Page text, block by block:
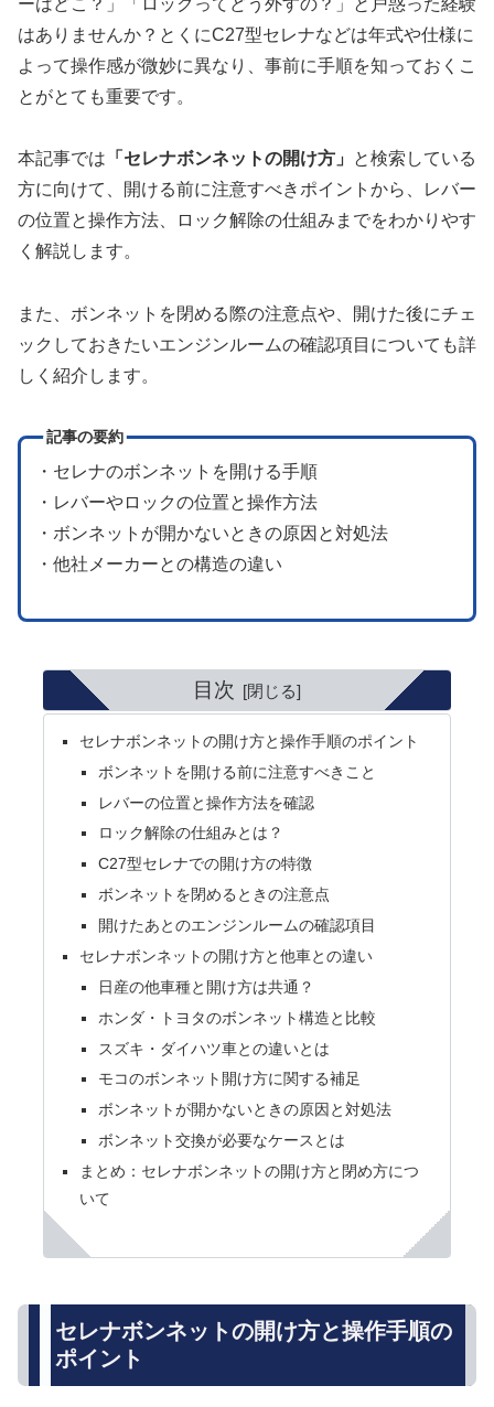
はありませんか？とくにC27型セレナなどは年式や仕様に
よって操作感が微妙に異なり、事前に手順を知っておくこ
とがとても重要です。
本記事では 「セレナボンネットの開け方」
と検索している
方に向けて、開ける前に注意すべきポイントから、レバー
の位置と操作方法、ロック解除の仕組みまでをわかりやす
く解説します。
また、ボンネットを閉める際の注意点や、開けた後にチェ
ックしておきたいエンジンルームの確認項目についても詳
しく紹介します。
記事の要約
・セレナのボンネットを開ける手順
・レバーやロックの位置と操作方法
・ボンネットが開かないときの原因と対処法
・他社メーカーとの構造の違い
目次
セレナボンネットの開け方と操作手順のポイント
ボンネットを開ける前に注意すべきこと
レバーの位置と操作方法を確認
ロック解除の仕組みとは？
C27型セレナでの開け方の特徴
ボンネットを閉めるときの注意点
開けたあとのエンジンルームの確認項目
セレナボンネットの開け方と他車との違い
日産の他車種と開け方は共通？
ホンダ・トヨタのボンネット構造と比較
スズキ・ダイハツ車との違いとは
モコのボンネット開け方に関する補足
ボンネットが開かないときの原因と対処法
ボンネット交換が必要なケースとは
まとめ：セレナボンネットの開け方と閉め方につ
いて
セレナボンネットの開け方と操作手順の
ポイント